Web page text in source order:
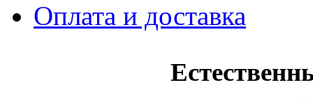
Оплата и доставка